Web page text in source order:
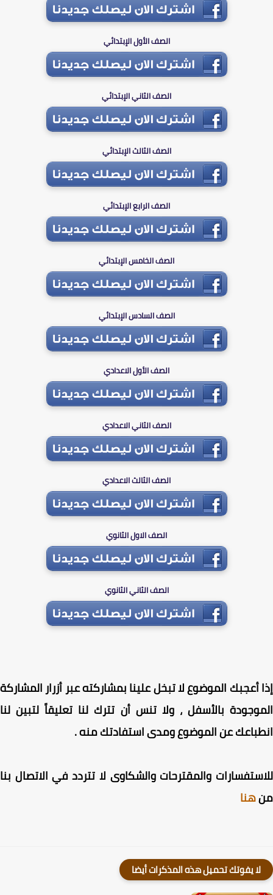
الصف الأول الإبتدائي
الصف الثاني الإبتدائي
الصف الثالث الإبتدائي
الصف الرابع الإبتدائي
الصف الخامس الإبتدائي
الصف السادس الإبتدائي
الصف الأول الاعدادي
الصف الثاني الاعدادي
الصف الثالث الاعدادي
الصف الاول الثانوي
الصف الثاني الثانوي
أعجبك الموضوع لا تبخل علينا بمشاركته عبر أزرار المشاركة
بالأسفل ، ولا تنس أن تترك لنا تعليقاً لتبين لنا
عن الموضوع ومدى استفادتك منه .
والمقترحات والشكاوى لا تتردد في الاتصال بنا
هنا
لا يفوتك تحميل هذه المذكرات أيضا